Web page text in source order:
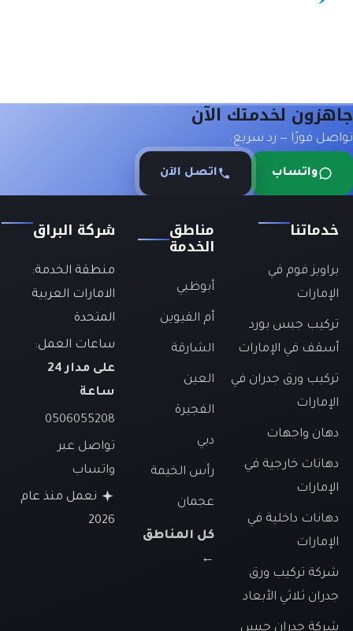
جاهزون لخدمتك الآن
تواصل فورًا — رد سريع.
واتساب اتصل الآن
خدماتنا
براويز فوم في
الإمارات
تركيب جبس بورد
أسقف في الإمارات
تركيب ورق جدران في
الإمارات
دهان واجهات
دهانات خارجية في
الإمارات
دهانات داخلية في
الإمارات
شركة تركيب ورق
جدران ثلاثي الأبعاد
مناطق
الخدمة
أبوظبي
أم القيوين
الشارقة
العين
الفجيرة
دبي
رأس الخيمة
عجمان
كل المناطق
←
شركة البراق
منطقة الخدمة:
الامارات العربية
المتحدة
ساعات العمل:
على مدار 24
ساعة
0506055208
تواصل عبر
واتساب
نعمل منذ عام
2026